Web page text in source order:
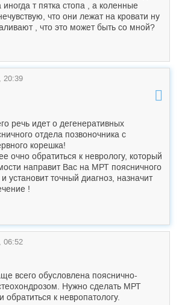
т пятка стопа , а коленные
что они лежат на кровати ну
, что это может быть со мной?
20:39
речь идет о дегенеративных
отдела позвоночника с
корешка!
очно обратиться к неврологу, который
направит Вас на МРТ поясничного
установит точный диагноз, назначит
!
06:52
всего обусловлена пояснично-
Нужно сделать МРТ
обратиться к невропатологу.